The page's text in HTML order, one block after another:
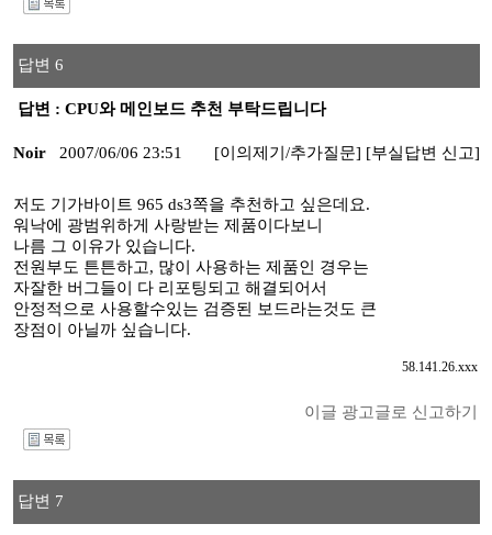
답변 6
답변 : CPU와 메인보드 추천 부탁드립니다
Noir 2007/06/06 23:51 [이의제기/추가질문] [부실답변 신고]
저도 기가바이트 965 ds3쪽을 추천하고 싶은데요.
워낙에 광범위하게 사랑받는 제품이다보니
나름 그 이유가 있습니다.
전원부도 튼튼하고, 많이 사용하는 제품인 경우는
자잘한 버그들이 다 리포팅되고 해결되어서
안정적으로 사용할수있는 검증된 보드라는것도 큰
장점이 아닐까 싶습니다.
58.141.26.xxx
이글 광고글로 신고하기
답변 7